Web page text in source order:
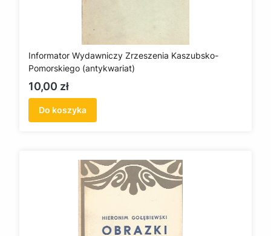
Informator Wydawniczy Zrzeszenia Kaszubsko-
Pomorskiego (antykwariat)
Cena
10,00 zł
Do koszyka